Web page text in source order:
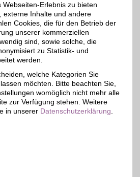
73t
00 10
Erlebnis zu bieten
externe Inhalte und andere
Cookies, die für den Betrieb der
unserer kommerziellen
sind, sowie solche, die
zu Statistik- und
werden.
welche Kategorien Sie
möchten. Bitte beachten Sie,
womöglich nicht mehr alle
zur Verfügung stehen. Weitere
in unserer Datenschutzerklärung